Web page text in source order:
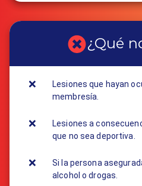
¿Qué
Lesiones que hayan
membresía.
Lesiones a
que no sea deportiva.
Si la persona
alcohol o drogas.